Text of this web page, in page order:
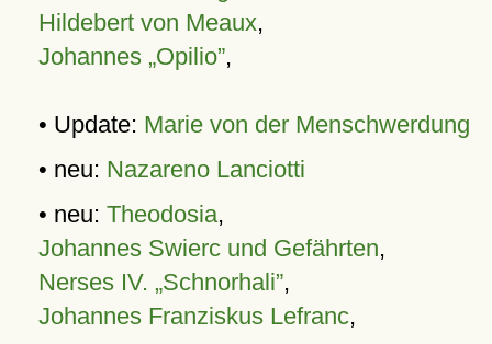
Hildebert von Meaux,
Johannes „Opilio”,
• Update: Marie von der Menschwerdung
• neu: Nazareno Lanciotti
• neu: Theodosia,
Johannes Swierc und Gefährten,
Nerses IV. „Schnorhali”,
Johannes Franziskus Lefranc,